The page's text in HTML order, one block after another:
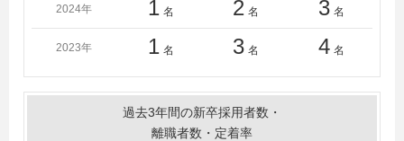
2024年 1 名 2 名 3 名
2023年 1 名 3 名 4 名
過去3年間の新卒採用者数・
離職者数・定着率